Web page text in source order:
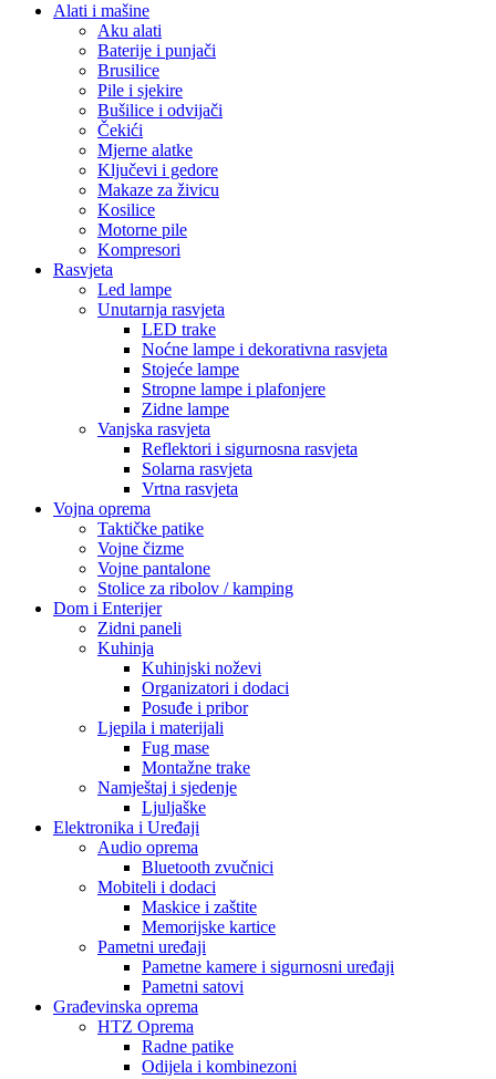
Alati i mašine
Aku alati
Baterije i punjači
Brusilice
Pile i sjekire
Bušilice i odvijači
Čekići
Mjerne alatke
Ključevi i gedore
Makaze za živicu
Kosilice
Motorne pile
Kompresori
Rasvjeta
Led lampe
Unutarnja rasvjeta
LED trake
Noćne lampe i dekorativna rasvjeta
Stojeće lampe
Stropne lampe i plafonjere
Zidne lampe
Vanjska rasvjeta
Reflektori i sigurnosna rasvjeta
Solarna rasvjeta
Vrtna rasvjeta
Vojna oprema
Taktičke patike
Vojne čizme
Vojne pantalone
Stolice za ribolov / kamping
Dom i Enterijer
Zidni paneli
Kuhinja
Kuhinjski noževi
Organizatori i dodaci
Posuđe i pribor
Ljepila i materijali
Fug mase
Montažne trake
Namještaj i sjedenje
Ljuljaške
Elektronika i Uređaji
Audio oprema
Bluetooth zvučnici
Mobiteli i dodaci
Maskice i zaštite
Memorijske kartice
Pametni uređaji
Pametne kamere i sigurnosni uređaji
Pametni satovi
Građevinska oprema
HTZ Oprema
Radne patike
Odijela i kombinezoni